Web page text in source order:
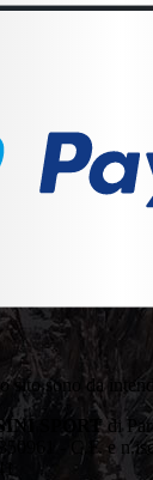
sito sono da
SPORT di
- C.F. e